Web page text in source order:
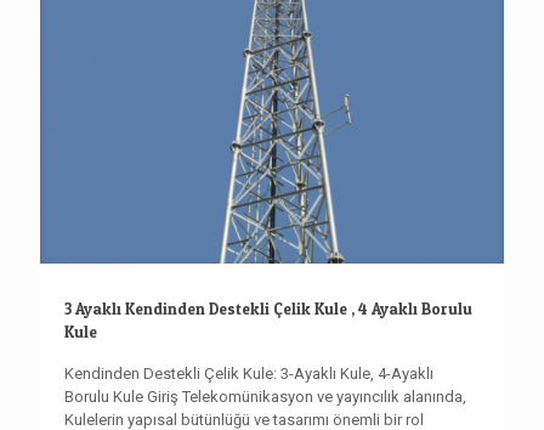
3 Ayaklı Kendinden Destekli Çelik Kule , 4 Ayaklı Borulu
Kule
Kendinden Destekli Çelik Kule: 3-Ayaklı Kule, 4-Ayaklı
Borulu Kule Giriş Telekomünikasyon ve yayıncılık alanında,
Kulelerin yapısal bütünlüğü ve tasarımı önemli bir rol